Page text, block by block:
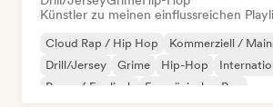
Künstler zu meinen einflussreichen
Cloud Rap / Hip Hop
Kommerziell /
Drill/Jersey
Grime Hip-Hop
Rap auf Englisch
Französischer Rap